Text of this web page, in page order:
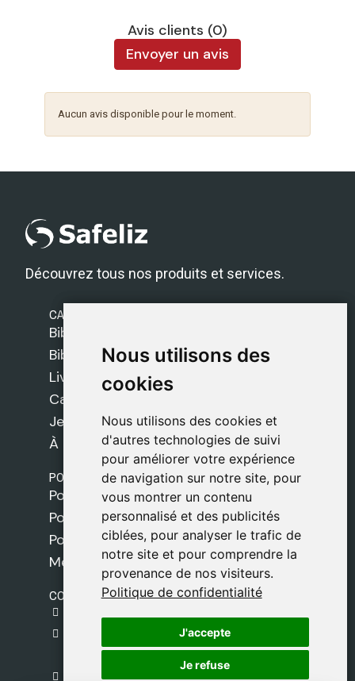
Nous utilisons des
cookies
Nous utilisons des cookies et
d'autres technologies de suivi
pour améliorer votre expérience
de navigation sur notre site, pour
vous montrer un contenu
personnalisé et des publicités
ciblées, pour analyser le trafic de
notre site et pour comprendre la
provenance de nos visiteurs.
Politique de confidentialité
J'accepte
Je refuse
Nous utilisons des
cookies
Nous utilisons des cookies et
d'autres technologies de suivi
pour améliorer votre expérience
de navigation sur notre site, pour
vous montrer un contenu
personnalisé et des publicités
ciblées, pour analyser le trafic de
notre site et pour comprendre la
provenance de nos visiteurs.
Politique de confidentialité
J'accepte
Je refuse
Avis clients (0)
Envoyer un avis
Aucun avis disponible pour le moment.
Découvrez tous nos produits et services.
CATÉGORIES
Bibles Safeliz
Bibles
Livres
Cadeaux
Jeux
À propos de nous
POLITIQUES
Politique de livraison
Politique de cookies
Politique de confidentialité
Mentions légales
CONTACT
C. del Pradillo, 6, 28770 Colmenar Viejo,
Madrid
+34 918 459 877